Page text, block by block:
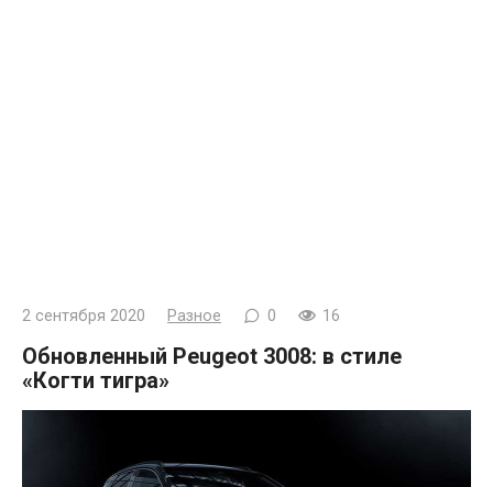
2 сентября 2020 Разное 0 16
Обновленный Peugeot 3008: в стиле
«Когти тигра»